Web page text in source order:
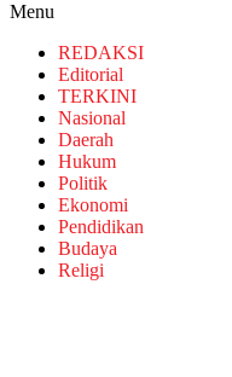
Menu
REDAKSI
Editorial
TERKINI
Nasional
Daerah
Hukum
Politik
Ekonomi
Pendidikan
Budaya
Religi